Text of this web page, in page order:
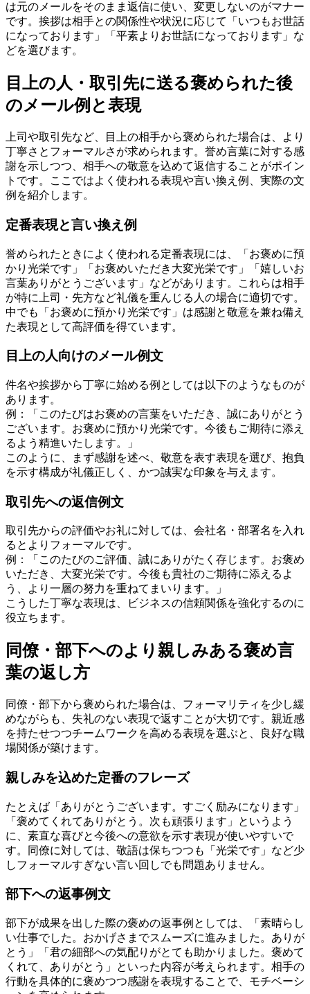
は元のメールをそのまま返信に使い、変更しないのがマナー
です。挨拶は相手との関係性や状況に応じて「いつもお世話
になっております」「平素よりお世話になっております」な
どを選びます。
目上の人・取引先に送る褒められた後
のメール例と表現
上司や取引先など、目上の相手から褒められた場合は、より
丁寧さとフォーマルさが求められます。誉め言葉に対する感
謝を示しつつ、相手への敬意を込めて返信することがポイン
トです。ここではよく使われる表現や言い換え例、実際の文
例を紹介します。
定番表現と言い換え例
誉められたときによく使われる定番表現には、「お褒めに預
かり光栄です」「お褒めいただき大変光栄です」「嬉しいお
言葉ありがとうございます」などがあります。これらは相手
が特に上司・先方など礼儀を重んじる人の場合に適切です。
中でも「お褒めに預かり光栄です」は感謝と敬意を兼ね備え
た表現として高評価を得ています。
目上の人向けのメール例文
件名や挨拶から丁寧に始める例としては以下のようなものが
あります。
例：「このたびはお褒めの言葉をいただき、誠にありがとう
ございます。お褒めに預かり光栄です。今後もご期待に添え
るよう精進いたします。」
このように、まず感謝を述べ、敬意を表す表現を選び、抱負
を示す構成が礼儀正しく、かつ誠実な印象を与えます。
取引先への返信例文
取引先からの評価やお礼に対しては、会社名・部署名を入れ
るとよりフォーマルです。
例：「このたびのご評価、誠にありがたく存じます。お褒め
いただき、大変光栄です。今後も貴社のご期待に添えるよ
う、より一層の努力を重ねてまいります。」
こうした丁寧な表現は、ビジネスの信頼関係を強化するのに
役立ちます。
同僚・部下へのより親しみある褒め言
葉の返し方
同僚・部下から褒められた場合は、フォーマリティを少し緩
めながらも、失礼のない表現で返すことが大切です。親近感
を持たせつつチームワークを高める表現を選ぶと、良好な職
場関係が築けます。
親しみを込めた定番のフレーズ
たとえば「ありがとうございます。すごく励みになります」
「褒めてくれてありがとう。次も頑張ります」というよう
に、素直な喜びと今後への意欲を示す表現が使いやすいで
す。同僚に対しては、敬語は保ちつつも「光栄です」など少
しフォーマルすぎない言い回しでも問題ありません。
部下への返事例文
部下が成果を出した際の褒めの返事例としては、「素晴らし
い仕事でした。おかげさまでスムーズに進みました。ありが
とう」「君の細部への気配りがとても助かりました。褒めて
くれて、ありがとう」といった内容が考えられます。相手の
行動を具体的に褒めつつ感謝を表現することで、モチベーシ